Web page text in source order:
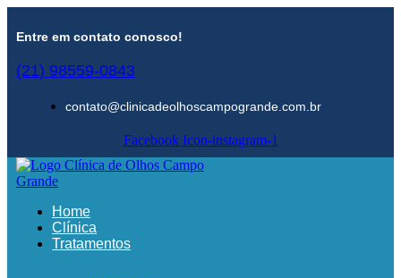
Entre em contato conosco!
(21) 98559-0843
contato@clinicadeolhoscampogrande.com.br
Facebook Icon-instagram-1
Home
Clínica
Tratamentos